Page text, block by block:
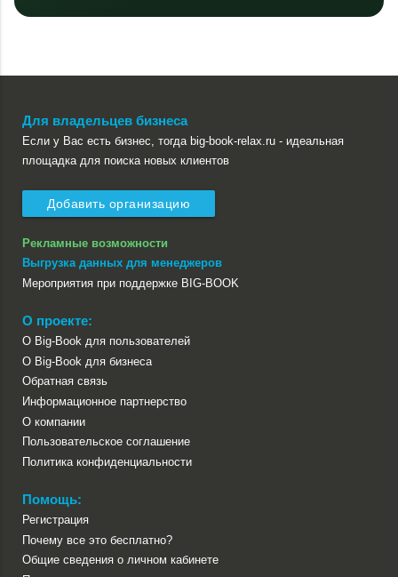
Для владельцев бизнеса
Если у Вас есть бизнес, тогда big-book-relax.ru - идеальная
площадка для поиска новых клиентов
Добавить организацию
Рекламные возможности
Выгрузка данных для менеджеров
Мероприятия при поддержке BIG-BOOK
О проекте:
О Big-Book для пользователей
О Big-Book для бизнеса
Обратная связь
Информационное партнерство
О компании
Пользовательское соглашение
Политика конфиденциальности
Помощь:
Регистрация
Почему все это бесплатно?
Общие сведения о личном кабинете